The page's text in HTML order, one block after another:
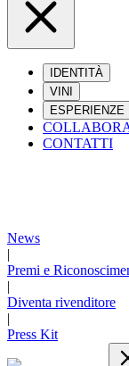
IDENTITÀ
VINI
ESPERIENZE
CONTATTI
News
|
Premi e
|
Diventa rivenditore
|
Press Kit